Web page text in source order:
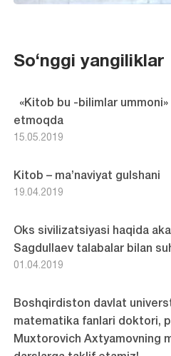
So‘nggi yangiliklar
«Kitob bu -bilimlar
etmoqda
15.05.2019
Kitob – ma’naviyat gulshani
19.04.2019
Oks sivilizatsiyasi haqida
Sagdullaev talabalar bilan
01.04.2019
Boshqirdiston davlat
matematika fanlari doktori,
Muxtorovich Axtyamovning